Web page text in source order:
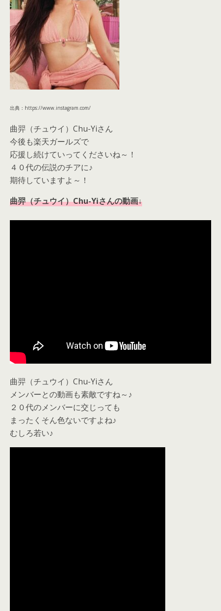
出典：https://www.instagram.com/
曲羿（チュウイ）Chu-Yiさん
今後も楽天ガールズで
応援し続けていってくださいね～！
４０代の伝説のチアに♪
期待していますよ～！
曲羿（チュウイ）Chu-Yiさんの動画↓
曲羿（チュウイ）Chu-Yiさん
メンバーとの動画も素敵ですね～♪
２０代のメンバーに交じっても
まったくそん色ないですよね♪
むしろ若い♪